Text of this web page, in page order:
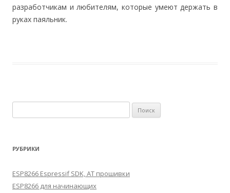
разработчикам и любителям, которые умеют держать в
руках паяльник.
РУБРИКИ
ESP8266 Espressif SDK, AT прошивки
ESP8266 для начинающих